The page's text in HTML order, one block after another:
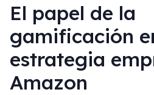
El papel de la
gamificación
estrategia
Amazon